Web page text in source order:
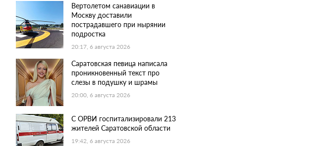
Вертолетом санавиации в
Москву доставили
пострадавшего при нырянии
подростка
20:17, 6 августа 2026
Саратовская певица написала
проникновенный текст про
слезы в подушку и шрамы
20:00, 6 августа 2026
С ОРВИ госпитализировали 213
жителей Саратовской области
19:42, 6 августа 2026